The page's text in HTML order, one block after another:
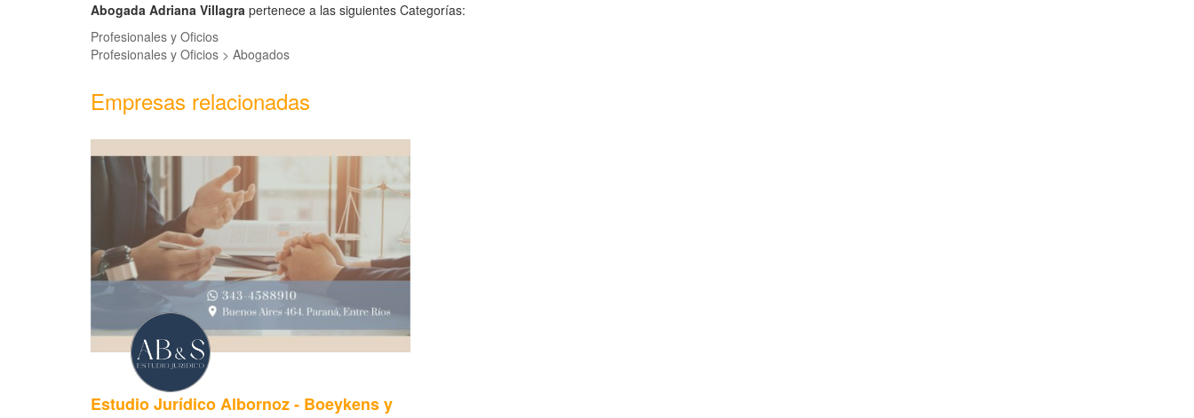
Abogada Adriana Villagra pertenece a las siguientes Categorías:
Profesionales y Oficios
Profesionales y Oficios > Abogados
Empresas relacionadas
Estudio Jurídico Albornoz - Boeykens y